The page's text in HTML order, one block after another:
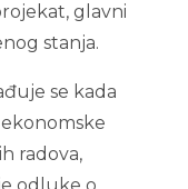
glavni
stanja.
se kada
radova,